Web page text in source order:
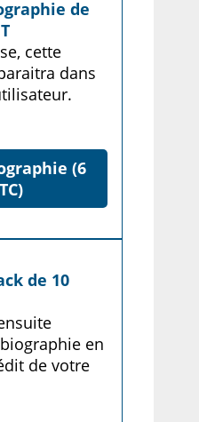
de
cette
dans
(6
de 10
en
de votre